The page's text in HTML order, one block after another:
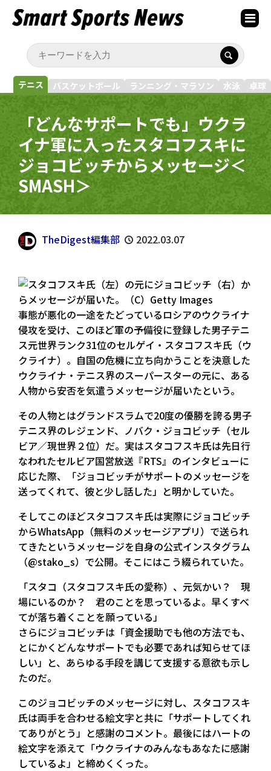
テニス バスケットボール ランニング・マラソン 水泳 卓球
「どんなサポートでも」ウクラ
イナ軍に入ったスタコフスキに
ジョコビッチからメッセージ＜
SMASH＞
TheDigest編集部 2022.03.07
事態が悪化の一途をたどっているロシアのウクライナ
侵攻を受け、このほど軍の予備役に登録した男子テニ
ス元世界ランク31位のセルゲイ・スタコフスキ氏（ウ
クライナ）。自国の危機に立ち向かうことを決意した
ウクライナ・テニス界のスーパースターの元に、ある
人物から安否を気遣うメッセージが届いたという。
その人物とはグランドスラムで20度の優勝を誇る男子
テニス界のレジェンド、ノバク・ジョコビッチ（セル
ビア／現世界２位）だ。実はスタコフスキ氏は先日行
なわれたセルビア国営放送『RTS』のインタビューに
応じた際、「ジョコビッチがサポートのメッセージを
送ってくれて、彼と少し話した」と明かしていた。
そしてこのほどスタコフスキ氏は実際にジョコビッチ
からWhatsApp（無料のメッセージアプリ）で送られ
てきたというメッセージを自身の公式インスタグラム
（@stako_s）で公開。そこにはこう綴られていた。
「スタコ（スタコフスキ氏の愛称）、元気かい？ 現
場にいるのか？ 君のことを思っているよ。早くすべ
てが落ち着くことを願っている」
さらにジョコビッチは「資金援助でも他の方法でも、
とにかくどんなサポートでも必要であれば知らせてほ
しい」と、あらゆる手段を講じて支援する意欲も示し
たのだ。
このジョコビッチのメッセージに対し、スタコフスキ
氏は両手を合わせる絵文字と共に「サポートしてくれ
てありがとう」と感謝のコメント。最後にはハートの
絵文字を添えて「ウクライナのみんなもあなたに感謝
しているよ」と締めくくった。